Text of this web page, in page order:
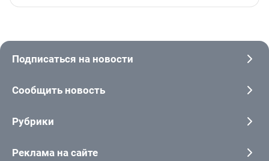
Подписаться на новости
Сообщить новость
Рубрики
Реклама на сайте